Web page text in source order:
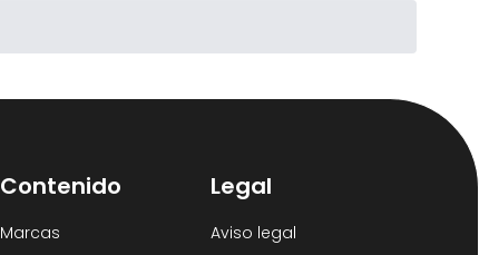
Contenido
Marcas
Legal
Aviso legal